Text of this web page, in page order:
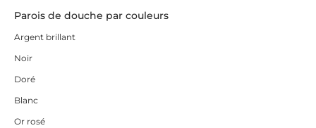
Parois de douche par couleurs
Argent brillant
Noir
Doré
Blanc
Or rosé